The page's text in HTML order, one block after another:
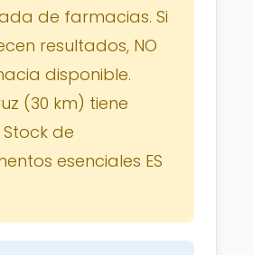
de farmacias. Si
resultados, NO
disponible.
(30 km) tiene
Stock de
esenciales ES